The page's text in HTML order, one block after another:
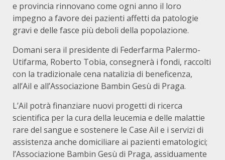
e provincia rinnovano come ogni anno il loro
impegno a favore dei pazienti affetti da patologie
gravi e delle fasce più deboli della popolazione.
Domani sera il presidente di Federfarma Palermo-
Utifarma, Roberto Tobia, consegnerà i fondi, raccolti
con la tradizionale cena natalizia di beneficenza,
all’Ail e all’Associazione Bambin Gesù di Praga.
L’Ail potrà finanziare nuovi progetti di ricerca
scientifica per la cura della leucemia e delle malattie
rare del sangue e sostenere le Case Ail e i servizi di
assistenza anche domiciliare ai pazienti ematologici;
l’Associazione Bambin Gesù di Praga, assiduamente